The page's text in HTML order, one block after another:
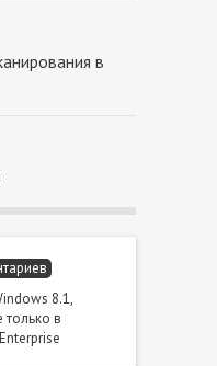
в
8.1,
только в